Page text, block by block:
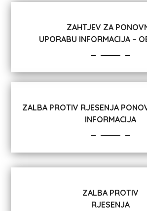
ZAHTJEV ZA
UPORABU INFORMACIJA –
ZALBA PROTIV RJESENJA
INFORMACIJA
ZALBA PROTIV
RJESENJA